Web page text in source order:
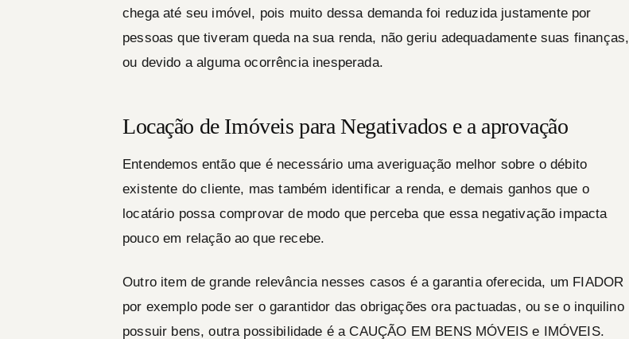
chega até seu imóvel, pois muito dessa demanda foi reduzida justamente por
pessoas que tiveram queda na sua renda, não geriu adequadamente suas finanças,
ou devido a alguma ocorrência inesperada.
Locação de Imóveis para Negativados e a aprovação
Entendemos então que é necessário uma averiguação melhor sobre o débito
existente do cliente, mas também identificar a renda, e demais ganhos que o
locatário possa comprovar de modo que perceba que essa negativação impacta
pouco em relação ao que recebe.
Outro item de grande relevância nesses casos é a garantia oferecida, um FIADOR
por exemplo pode ser o garantidor das obrigações ora pactuadas, ou se o inquilino
possuir bens, outra possibilidade é a CAUÇÃO EM BENS MÓVEIS e IMÓVEIS.